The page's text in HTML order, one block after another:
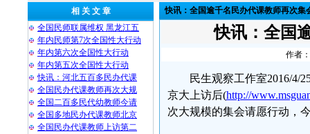
相 关 文 章
全国民师联属维权 黑龙江五
年内民师第7次全国性大行动
年内第六次全国性大行动
年内第五次全国性大行动
快讯：河北五百多民办代课
全国民办代课教师再次大规
全国二百多民代幼教师今请
全国多地民办代课教师北京
全国民办代课教师上访第二
快讯：全国逾千名民办代课教师再次集
快讯：全国
作者
民生观察工作室2016/4/
京大上访后(http://
次大规模的集会请愿行动，